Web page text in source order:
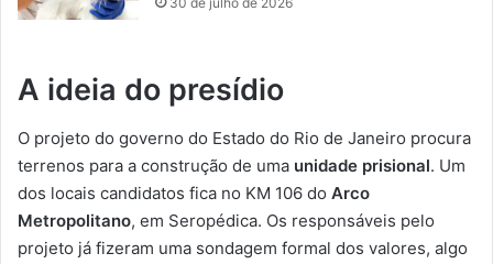
A ideia do presídio
O projeto do governo do Estado do Rio de Janeiro procura
terrenos para a construção de uma unidade prisional. Um
dos locais candidatos fica no KM 106 do Arco
Metropolitano, em Seropédica. Os responsáveis pelo
projeto já fizeram uma sondagem formal dos valores, algo